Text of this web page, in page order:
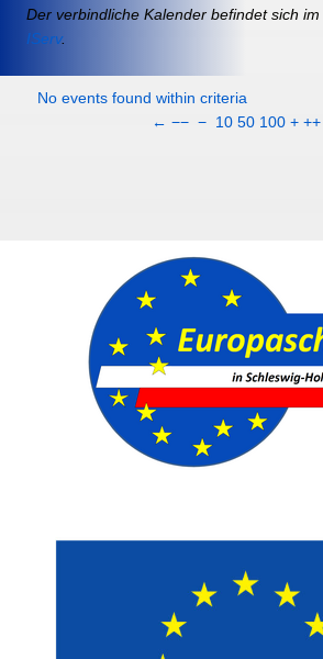
Der verbindliche Kalender befindet sich im
IServ.
No events found within criteria
← −− − 10 50 100 + ++